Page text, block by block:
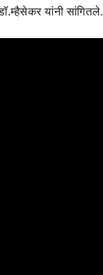
यांनी सांगितले.